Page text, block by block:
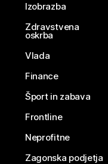
Izobrazba
Zdravstvena
oskrba
Vlada
Finance
Šport in zabava
Frontline
Neprofitne
Zagonska podjetja